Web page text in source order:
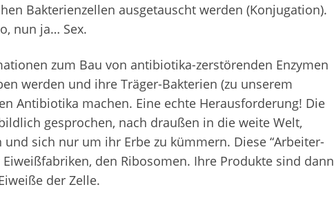
Bakterienzellen ausgetauscht werden (Konjugation).
nun ja… Sex.
zum Bau von antibiotika-zerstörenden Enzymen
werden und ihre Träger-Bakterien (zu unserem
Antibiotika machen. Eine echte Herausforderung! Die
gesprochen, nach draußen in die weite Welt,
sich nur um ihr Erbe zu kümmern. Diese “Arbeiter-
Eiweißfabriken, den Ribosomen. Ihre Produkte sind dann
der Zelle.